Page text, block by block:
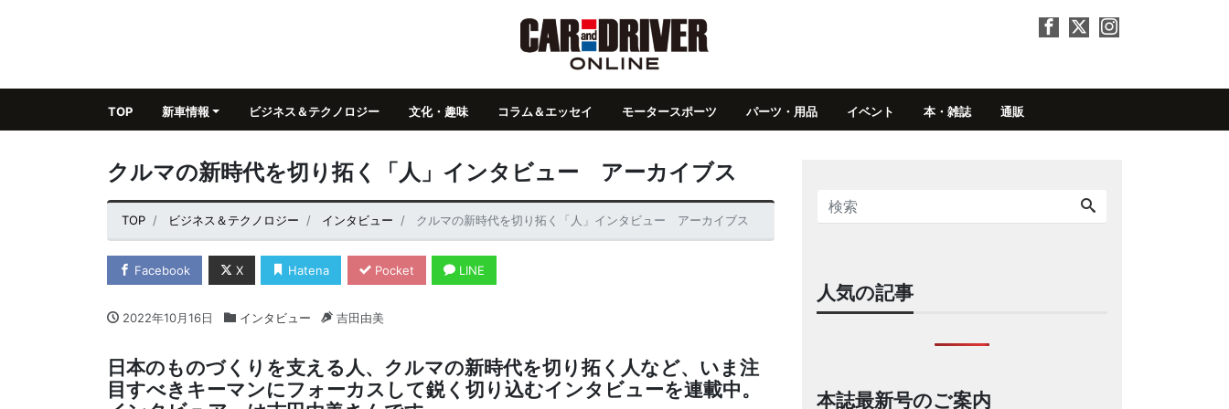
TOP 新車情報 ビジネス＆テクノロジー 文化・趣味 コラム＆エッセイ モータースポーツ パーツ・用品 イベント 本・雑誌 通販
クルマの新時代を切り拓く「人」インタビュー アーカイブス
TOP ビジネス＆テクノロジー インタビュー クルマの新時代を切り拓く「人」インタビュー アーカイブス
Facebook X Hatena Pocket LINE
2022年10月16日 インタビュー 吉田由美
日本のものづくりを支える人、クルマの新時代を切り拓く人など、いま注
目すべきキーマンにフォーカスして鋭く切り込むインタビューを連載中。
人気の記事
本誌最新号のご案内